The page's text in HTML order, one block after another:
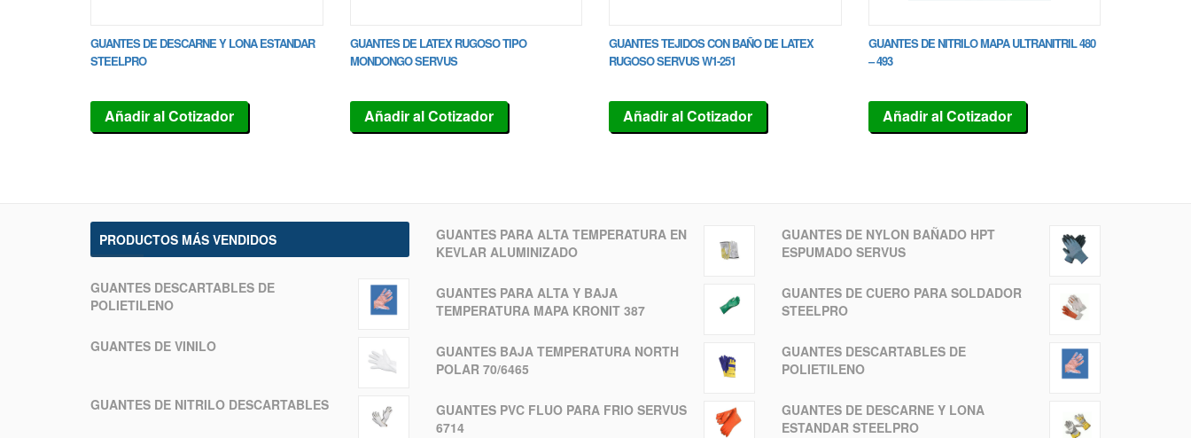
GUANTES DE DESCARNE Y LONA ESTANDAR
STEELPRO
Añadir al Cotizador
GUANTES DE LATEX RUGOSO TIPO
MONDONGO SERVUS
Añadir al Cotizador
GUANTES TEJIDOS CON BAÑO DE LATEX
RUGOSO SERVUS W1-251
Añadir al Cotizador
GUANTES DE NITRILO MAPA ULTRANITRIL 480
– 493
Añadir al Cotizador
PRODUCTOS MÁS VENDIDOS
GUANTES DESCARTABLES DE
POLIETILENO
GUANTES DE VINILO
GUANTES DE NITRILO DESCARTABLES
GUANTES PARA ALTA TEMPERATURA EN
KEVLAR ALUMINIZADO
GUANTES PARA ALTA Y BAJA
TEMPERATURA MAPA KRONIT 387
GUANTES BAJA TEMPERATURA NORTH
POLAR 70/6465
GUANTES PVC FLUO PARA FRIO SERVUS
6714
GUANTES DE NYLON BAÑADO HPT
ESPUMADO SERVUS
GUANTES DE CUERO PARA SOLDADOR
STEELPRO
GUANTES DESCARTABLES DE
POLIETILENO
GUANTES DE DESCARNE Y LONA
ESTANDAR STEELPRO